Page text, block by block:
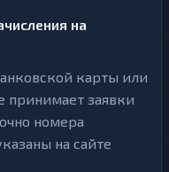
на
карты или
принимает заявки
номера
на сайте